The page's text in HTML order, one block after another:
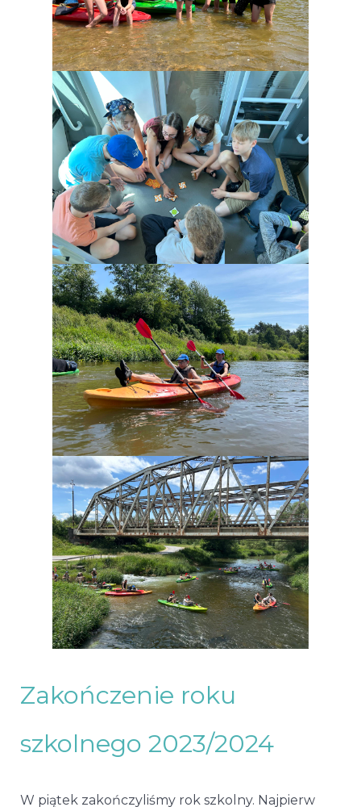
Zakończenie roku
szkolnego 2023/2024
W piątek zakończyliśmy rok szkolny. Najpierw